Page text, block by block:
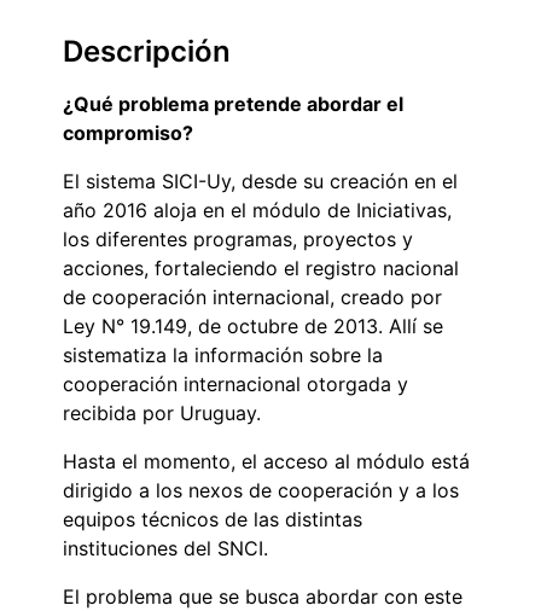
Descripción
¿Qué problema pretende abordar el
compromiso?
El sistema SICI-Uy, desde su creación en el
año 2016 aloja en el módulo de Iniciativas,
los diferentes programas, proyectos y
acciones, fortaleciendo el registro nacional
de cooperación internacional, creado por
Ley N° 19.149, de octubre de 2013. Allí se
sistematiza la información sobre la
cooperación internacional otorgada y
recibida por Uruguay.
Hasta el momento, el acceso al módulo está
dirigido a los nexos de cooperación y a los
equipos técnicos de las distintas
instituciones del SNCI.
El problema que se busca abordar con este